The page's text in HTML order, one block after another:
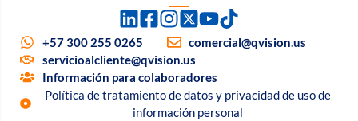
+57 300 255 0265
comercial@qvision.us
servicioalcliente@qvision.us
Información para colaboradores
Política de tratamiento de datos y privacidad de uso de
información personal